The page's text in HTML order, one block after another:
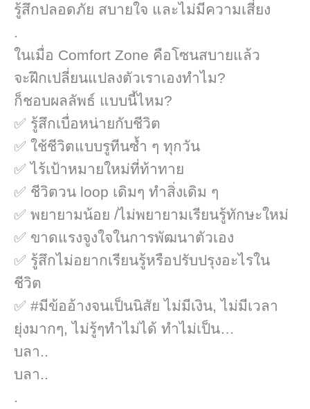
รู้สึกปลอดภัย สบายใจ และไม่มีความเสี่ยง
.
ในเมื่อ Comfort Zone คือโซนสบายแล้ว
จะฝึกเปลี่ยนแปลงตัวเราเองทำไม?
ก็ชอบผลลัพธ์ ​แบบนี้ไหม?
✅ รู้สึกเบื่อหน่ายกับชีวิต
✅​ ใช้ชีวิตแบบรูทีนซ้ำ ๆ ทุกวัน
✅ ไร้เป้าหมายใหม่ที่ท้าทาย
✅ ชีวิตวน loop เดิมๆ ทำสิ่งเดิม ๆ
✅​ พยายามน้อย /ไม่พยายามเรียนรู้ทักษะใหม่
✅ ขาดแรงจูงใจในการพัฒนาตัวเอง
✅​ รู้สึกไม่อยากเรียนรู้หรือปรับปรุงอะไรใน
ชีวิต
✅ #มีข้ออ้างจนเป็นนิสัย ไม่มีเงิน, ไม่มีเวลา
ยุ่งมากๆ, ไม่รู้ๆทำไม่ได้ ทำไม่เป็น…
บลา..
บลา..
.